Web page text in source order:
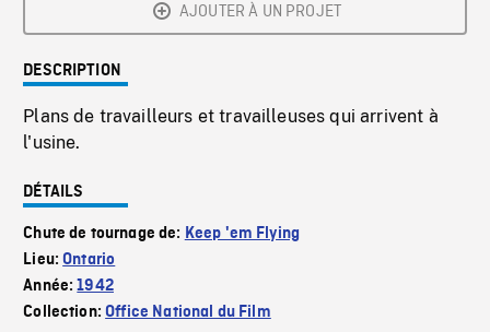
AJOUTER À UN PROJET
DESCRIPTION
Plans de travailleurs et travailleuses qui arrivent à
l'usine.
DÉTAILS
Chute de tournage de: Keep 'em Flying
Lieu:Ontario
Année:1942
Collection:Office National du Film